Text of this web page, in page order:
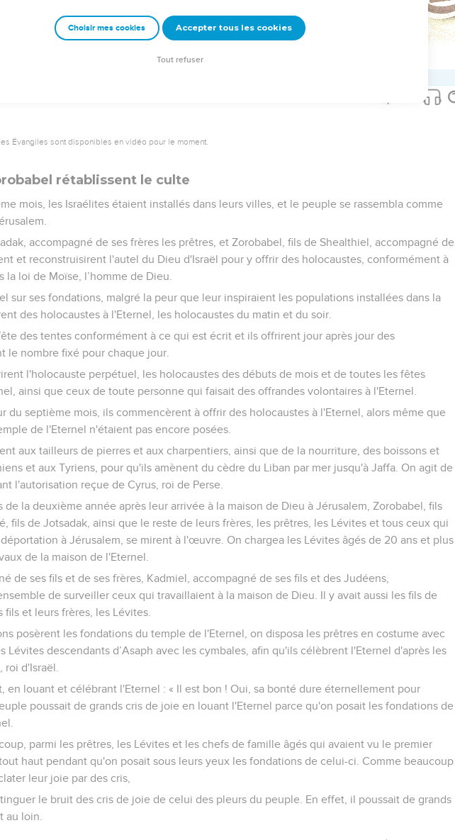
aux prêtres.
Lévites, quelques membres du peuple, les musiciens, les portiers et les serviteurs du
dans leurs villes respectives, de même que tout Israël.
Évangiles sont disponibles en vidéo pour le moment.
rétablissent le culte
mois, les Israélites étaient installés dans leurs villes, et le peuple se rassembla comme
accompagné de ses frères les prêtres, et Zorobabel, fils de Shealthiel, accompagné de
et reconstruisirent l'autel du Dieu d'Israël pour y offrir des holocaustes, conformément à
la loi de Moïse, l’homme de Dieu.
sur ses fondations, malgré la peur que leur inspiraient les populations installées dans la
des holocaustes à l'Eternel, les holocaustes du matin et du soir.
des tentes conformément à ce qui est écrit et ils offrirent jour après jour des
le nombre fixé pour chaque jour.
l'holocauste perpétuel, les holocaustes des débuts de mois et de toutes les fêtes
ainsi que ceux de toute personne qui faisait des offrandes volontaires à l'Eternel.
du septième mois, ils commencèrent à offrir des holocaustes à l'Eternel, alors même que
de l'Eternel n'étaient pas encore posées.
aux tailleurs de pierres et aux charpentiers, ainsi que de la nourriture, des boissons et
et aux Tyriens, pour qu'ils amènent du cèdre du Liban par mer jusqu'à Jaffa. On agit de
l'autorisation reçue de Cyrus, roi de Perse.
de la deuxième année après leur arrivée à la maison de Dieu à Jérusalem, Zorobabel, fils
fils de Jotsadak, ainsi que le reste de leurs frères, les prêtres, les Lévites et tous ceux qui
à Jérusalem, se mirent à l'œuvre. On chargea les Lévites âgés de 20 ans et plus
de la maison de l'Eternel.
de ses fils et de ses frères, Kadmiel, accompagné de ses fils et des Judéens,
de surveiller ceux qui travaillaient à la maison de Dieu. Il y avait aussi les fils de
fils et leurs frères, les Lévites.
posèrent les fondations du temple de l'Eternel, on disposa les prêtres en costume avec
Lévites descendants d’Asaph avec les cymbales, afin qu'ils célèbrent l'Eternel d'après les
d'Israël.
en louant et célébrant l'Eternel : « Il est bon ! Oui, sa bonté dure éternellement pour
poussait de grands cris de joie en louant l'Eternel parce qu'on posait les fondations de
parmi les prêtres, les Lévites et les chefs de famille âgés qui avaient vu le premier
haut pendant qu'on posait sous leurs yeux les fondations de celui-ci. Comme beaucoup
leur joie par des cris,
le bruit des cris de joie de celui des pleurs du peuple. En effet, il poussait de grands
au loin.
Choisir mes cookies Accepter tous les cookies
Tout refuser